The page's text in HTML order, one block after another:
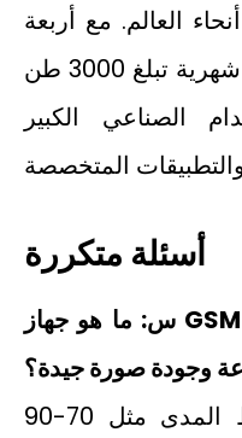
العالم. مع أربعة
خطوط طلاء متقدمة وقدرة شهرية تبلغ 3000 طن
الصناعي الكبير
أسئلة متكررة
س: ما هو جهاز GSM الذي يجب علي اختياره إذا
وجودة صورة جيدة؟
ج: يوفر وزن متوسط المدى مثل 70-90gsm